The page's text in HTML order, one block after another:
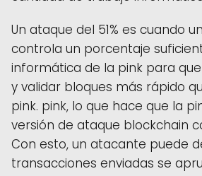
Un ataque del 51% es cuando
controla un porcentaje
informática de la pink para
y validar bloques más rápido
pink. pink, lo que hace que la
versión de ataque blockchain
Con esto, un atacante puede
transacciones enviadas se